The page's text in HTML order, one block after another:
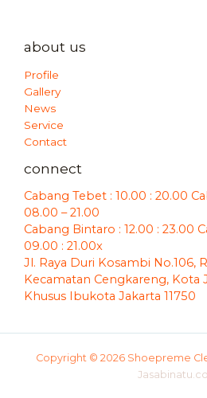
about us
Profile
Gallery
News
Service
Contact
connect
Cabang Tebet : 10.00 : 20.00
08.00 – 21.00
Cabang Bintaro : 12.00 : 23.00
09.00 : 21.00x
Jl. Raya Duri Kosambi No.106,
Kecamatan Cengkareng, Kota
Khusus Ibukota Jakarta 11750
Copyright © 2026 Shoepreme